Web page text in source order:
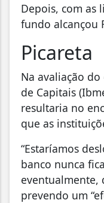
Depois, com as
fundo alcançou
Picareta
Na avaliação
de Capitais
resultaria no
que as
“Estaríamos
banco nunca
eventualmente,
prevendo um